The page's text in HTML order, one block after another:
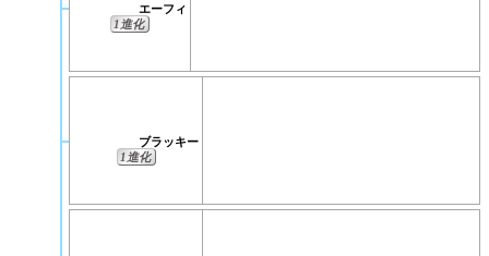
エーフィ
1進化
ブラッキー
1進化